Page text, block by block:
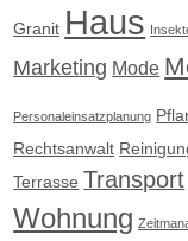
Granit Haus
Marketing Mode
Personaleinsatzplanung
Rechtsanwalt
Terrasse Transport
Wohnung